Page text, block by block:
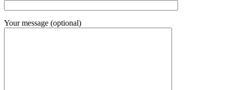
Your message (optional)